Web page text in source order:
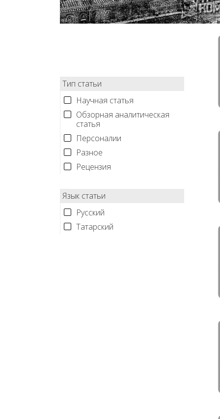
Тип статьи
Научная статья
Обзорная аналитическая
статья
Персоналии
Разное
Рецензия
Язык статьи
Русский
Татарский